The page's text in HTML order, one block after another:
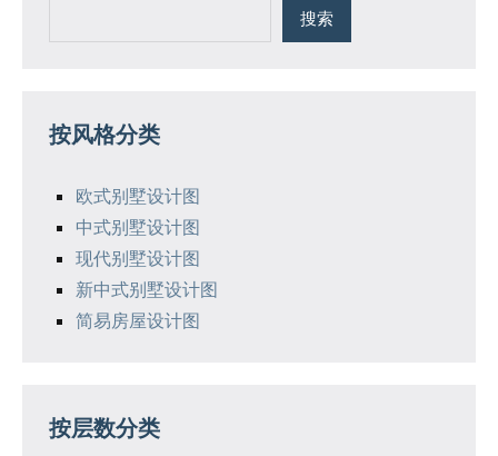
搜索
按风格分类
欧式别墅设计图
中式别墅设计图
现代别墅设计图
新中式别墅设计图
简易房屋设计图
按层数分类